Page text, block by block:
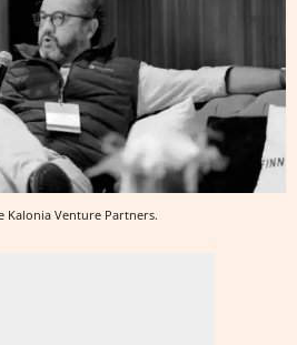
Kalonia Venture Partners.